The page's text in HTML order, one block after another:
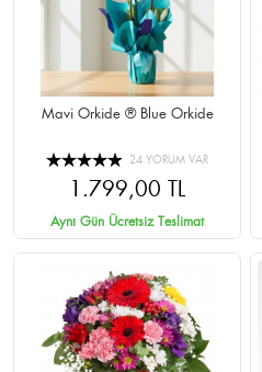
Mavi Orkide ® Blue Orkide
24 YORUM VAR
1.799,00 TL
Aynı Gün Ücretsiz Teslimat